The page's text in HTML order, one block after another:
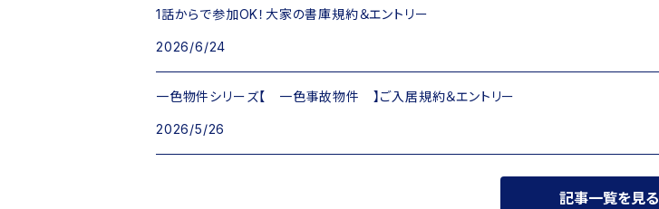
1話からで参加OK！大家の書庫規約＆エントリー
2026/6/24
一色物件シリーズ【 一色事故物件 】ご入居規約＆エントリー
2026/5/26
記事一覧を見る